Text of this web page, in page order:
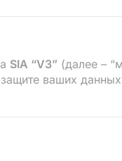
SIA “V3” (далее –
ваших